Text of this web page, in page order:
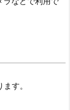
す。